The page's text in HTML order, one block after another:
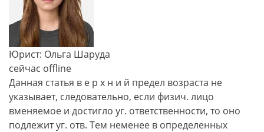
Юрист: Ольга Шаруда
сейчас offline
Данная статья в е р х н и й предел возраста не
указывает, следовательно, если физич. лицо
вменяемое и достигло уг. ответственности, то оно
подлежит уг. отв. Тем неменее в определенных